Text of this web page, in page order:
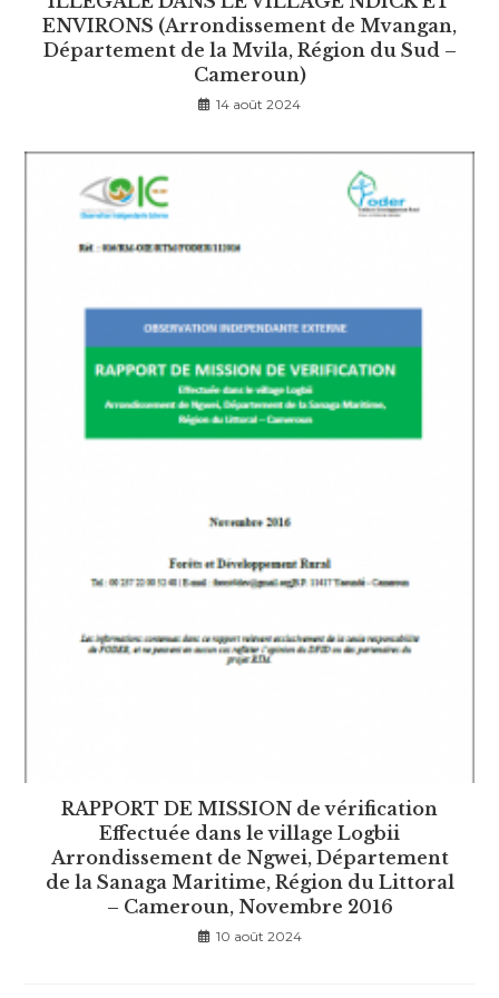
ENVIRONS (Arrondissement de Mvangan,
Département de la Mvila, Région du Sud –
Cameroun)
14 août 2024
RAPPORT DE MISSION de vérification
Effectuée dans le village Logbii
Arrondissement de Ngwei, Département
de la Sanaga Maritime, Région du Littoral
– Cameroun, Novembre 2016
10 août 2024